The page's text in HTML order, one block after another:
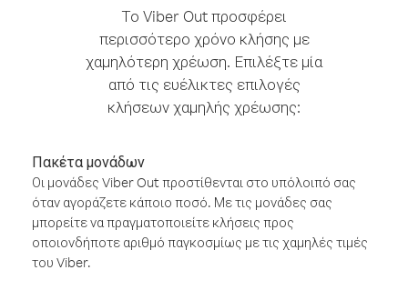
Το Viber Out προσφέρει
περισσότερο χρόνο κλήσης με
χαμηλότερη χρέωση. Επιλέξτε μία
από τις ευέλικτες επιλογές
κλήσεων χαμηλής χρέωσης:
Πακέτα μονάδων
Οι μονάδες Viber Out προστίθενται στο υπόλοιπό σας
όταν αγοράζετε κάποιο ποσό. Με τις μονάδες σας
μπορείτε να πραγματοποιείτε κλήσεις προς
οποιονδήποτε αριθμό παγκοσμίως με τις χαμηλές τιμές
του Viber.